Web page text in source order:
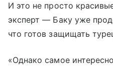
И это не просто
эксперт — Баку уже
что готов защищать
«Однако самое